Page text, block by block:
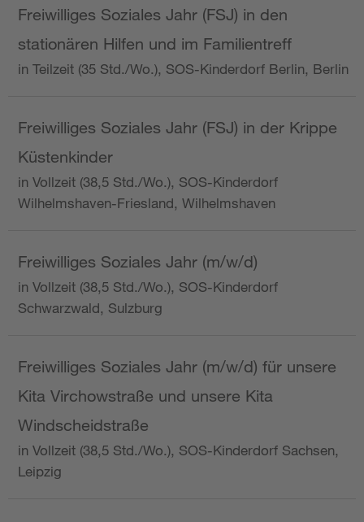
Freiwilliges Soziales Jahr (FSJ) in den
stationären Hilfen und im Familientreff
in Teilzeit (35 Std./Wo.), SOS-Kinderdorf Berlin, Berlin
Freiwilliges Soziales Jahr (FSJ) in der Krippe
Küstenkinder
in Vollzeit (38,5 Std./Wo.), SOS-Kinderdorf
Wilhelmshaven-Friesland, Wilhelmshaven
Freiwilliges Soziales Jahr (m/w/d)
in Vollzeit (38,5 Std./Wo.), SOS-Kinderdorf
Schwarzwald, Sulzburg
Freiwilliges Soziales Jahr (m/w/d) für unsere
Kita Virchowstraße und unsere Kita
Windscheidstraße
in Vollzeit (38,5 Std./Wo.), SOS-Kinderdorf Sachsen,
Leipzig